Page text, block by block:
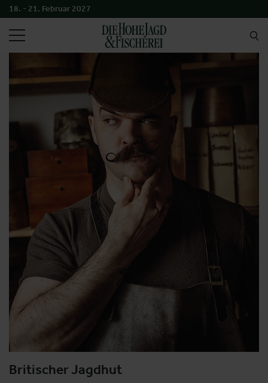
18. - 21. Februar 2027
SUCHEN
Britischer Jagdhut